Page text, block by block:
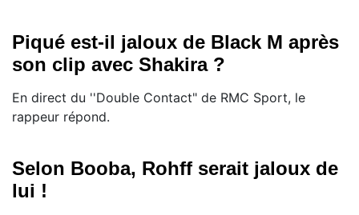
Piqué est-il jaloux de Black M après
son clip avec Shakira ?
En direct du ''Double Contact" de RMC Sport, le
rappeur répond.
Selon Booba, Rohff serait jaloux de
lui !